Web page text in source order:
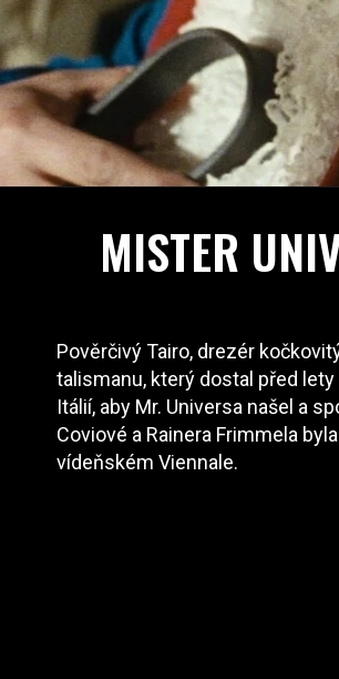
MISTER
Pověrčivý Tairo, drezér
talismanu, který dostal před
Itálií, aby Mr. Universa našel a
Coviové a Rainera Frimmela
vídeňském Viennale.